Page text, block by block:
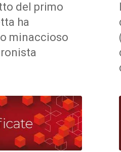
del primo
ha
minaccioso